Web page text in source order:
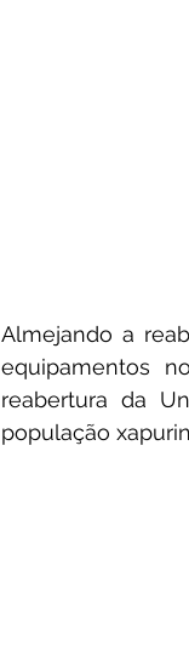
Almejando a
equipamentos
reabertura da
população